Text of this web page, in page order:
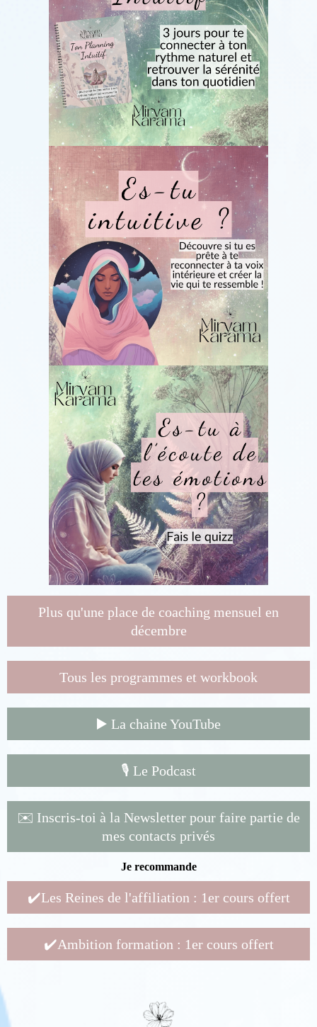
Plus qu'une place de coaching mensuel en
décembre
Tous les programmes et workbook
▶️ La chaine YouTube
🎙️ Le Podcast
✉️ Inscris-toi à la Newsletter pour faire partie de
mes contacts privés
Je recommande
✔️Les Reines de l'affiliation : 1er cours offert
✔️Ambition formation : 1er cours offert